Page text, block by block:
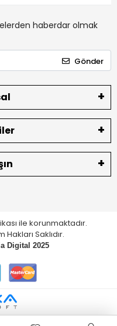
haberdar olmak
Gönder
ile korunmaktadır.
Saklıdır.
Digital 2025